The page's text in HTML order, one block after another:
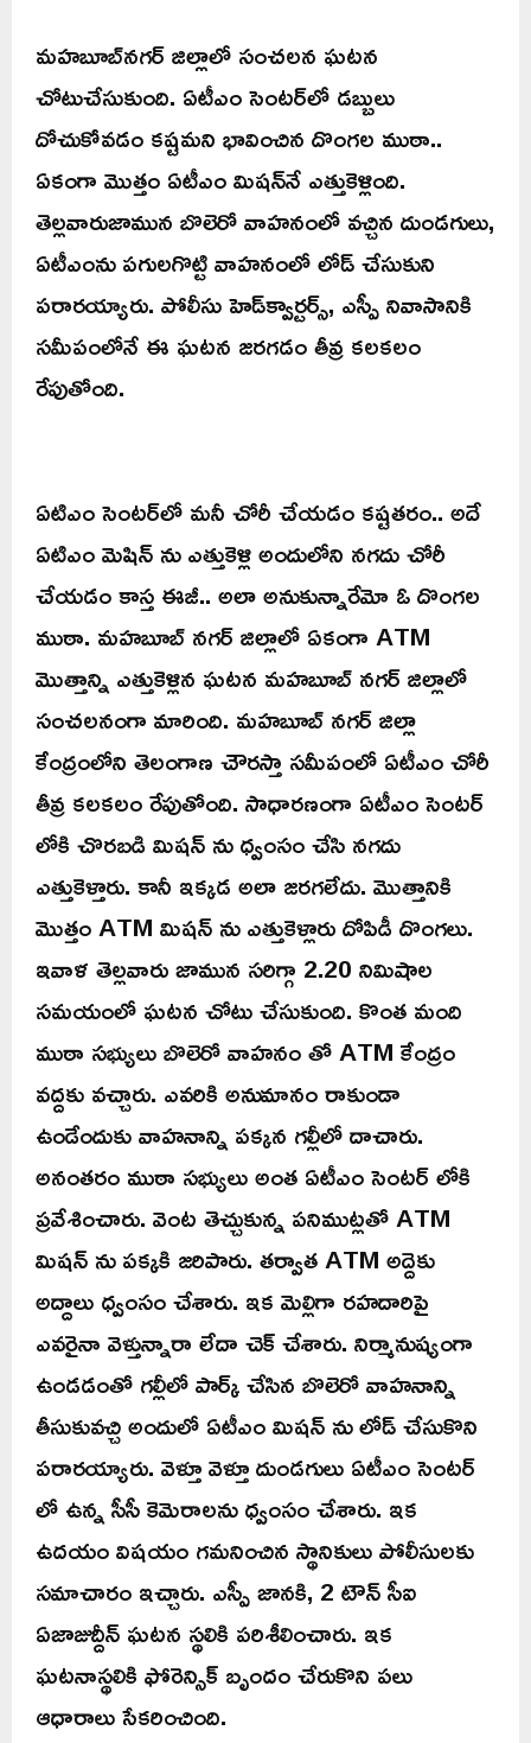
మహబూబ్‌నగర్ జిల్లాలో సంచలన ఘటన
చోటుచేసుకుంది. ఏటీఎం సెంటర్‌లో డబ్బులు
దోచుకోవడం కష్టమని భావించిన దొంగల ముఠా..
ఏకంగా మొత్తం ఏటీఎం మిషన్‌నే ఎత్తుకెళ్లింది.
తెల్లవారుజామున బొలెరో వాహనంలో వచ్చిన దుండగులు,
ఏటీఎంను పగులగొట్టి వాహనంలో లోడ్‌ చేసుకుని
పరారయ్యారు. పోలీసు హెడ్‌క్వార్టర్స్‌, ఎస్పీ నివాసానికి
సమీపంలోనే ఈ ఘటన జరగడం తీవ్ర కలకలం
రేపుతోంది.
ఏటిఎం సెంటర్‌‌లో మనీ చోరీ చేయడం కష్టతరం.. అదే
ఏటిఎం మెషిన్ ను ఎత్తుకెళ్లి అందులోని నగదు చోరీ
చేయడం కాస్త ఈజీ.. అలా అనుకున్నారేమో ఓ దొంగల
ముఠా. మహబూబ్ నగర్ జిల్లాలో ఏకంగా ATM
మొత్తాన్ని ఎత్తుకెళ్లిన ఘటన మహబూబ్ నగర్ జిల్లాలో
సంచలనంగా మారింది. మహబూబ్ నగర్ జిల్లా
కేంద్రంలోని తెలంగాణ చౌరస్తా సమీపంలో ఏటీఎం చోరీ
తీవ్ర కలకలం రేపుతోంది. సాధారణంగా ఏటీఎం సెంటర్
లోకి చొరబడి మిషన్ ను ధ్వంసం చేసి నగదు
ఎత్తుకెళ్తారు. కానీ ఇక్కడ అలా జరగలేదు. మొత్తానికి
మొత్తం ATM మిషన్ ను ఎత్తుకెళ్లారు దోపిడీ దొంగలు.
ఇవాళ తెల్లవారు జామున సరిగ్గా 2.20 నిమిషాల
సమయంలో ఘటన చోటు చేసుకుంది. కొంత మంది
ముఠా సభ్యులు బొలెరో వాహనం తో ATM కేంద్రం
వద్దకు వచ్చారు. ఎవరికి అనుమానం రాకుండా
ఉండేందుకు వాహనాన్ని పక్కన గల్లీలో దాచారు.
అనంతరం ముఠా సభ్యులు అంత ఏటీఎం సెంటర్ లోకి
ప్రవేశించారు. వెంట తెచ్చుకున్న పనిముట్లతో ATM
మిషన్ ను పక్కకి జరిపారు. తర్వాత ATM అద్దెకు
అద్దాలు ధ్వంసం చేశారు. ఇక మెల్లిగా రహదారిపై
ఎవరైనా వెళ్తున్నారా లేదా చెక్ చేశారు. నిర్మానుష్యంగా
ఉండడంతో గల్లీలో పార్క్ చేసిన బొలెరో వాహనాన్ని
తీసుకువచ్చి అందులో ఏటీఎం మిషన్ ను లోడ్ చేసుకొని
పరారయ్యారు. వెళ్తూ వెళ్తూ దుండగులు ఏటీఎం సెంటర్
లో ఉన్న సీసీ కెమెరాలను ధ్వంసం చేశారు. ఇక
ఉదయం విషయం గమనించిన స్థానికులు పోలీసులకు
సమాచారం ఇచ్చారు. ఎస్పీ జానకి, 2 టౌన్ సీఐ
ఏజాజుద్దీన్ ఘటన స్థలికి పరిశీలించారు. ఇక
ఘటనాస్థలికి ఫోరెన్సిక్ బృందం చేరుకొని పలు
ఆధారాలు సేకరించింది.